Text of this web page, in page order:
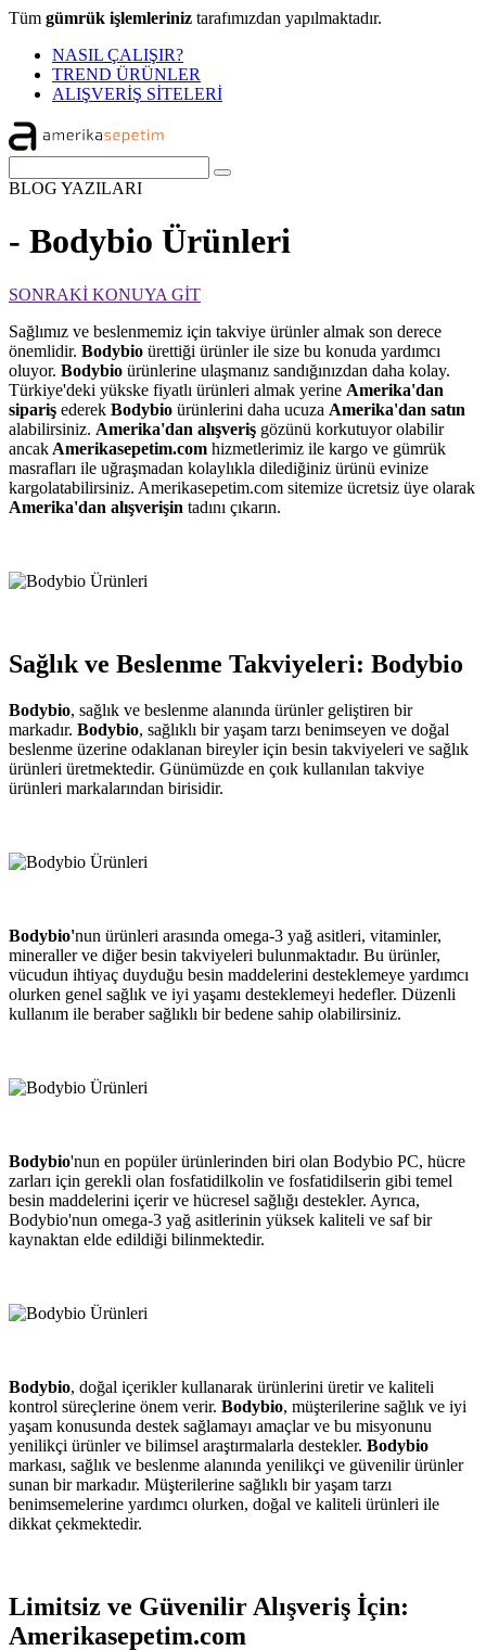
Tüm gümrük işlemleriniz tarafımızdan yapılmaktadır.
NASIL ÇALIŞIR?
TREND ÜRÜNLER
ALIŞVERİŞ SİTELERİ
BLOG YAZILARI
- Bodybio Ürünleri
SONRAKİ KONUYA GİT
Sağlımız ve beslenmemiz için takviye ürünler almak son derece
önemlidir. Bodybio ürettiği ürünler ile size bu konuda yardımcı
oluyor. Bodybio ürünlerine ulaşmanız sandığınızdan daha kolay.
Türkiye'deki yükske fiyatlı ürünleri almak yerine Amerika'dan
sipariş ederek Bodybio ürünlerini daha ucuza Amerika'dan satın
alabilirsiniz. Amerika'dan alışveriş gözünü korkutuyor olabilir
ancak Amerikasepetim.com hizmetlerimiz ile kargo ve gümrük
masrafları ile uğraşmadan kolaylıkla dilediğiniz ürünü evinize
kargolatabilirsiniz. Amerikasepetim.com sitemize ücretsiz üye olarak
Amerika'dan alışverişin tadını çıkarın.
Sağlık ve Beslenme Takviyeleri: Bodybio
Bodybio, sağlık ve beslenme alanında ürünler geliştiren bir
markadır. Bodybio, sağlıklı bir yaşam tarzı benimseyen ve doğal
beslenme üzerine odaklanan bireyler için besin takviyeleri ve sağlık
ürünleri üretmektedir. Günümüzde en çoık kullanılan takviye
ürünleri markalarından birisidir.
Bodybio'nun ürünleri arasında omega-3 yağ asitleri, vitaminler,
mineraller ve diğer besin takviyeleri bulunmaktadır. Bu ürünler,
vücudun ihtiyaç duyduğu besin maddelerini desteklemeye yardımcı
olurken genel sağlık ve iyi yaşamı desteklemeyi hedefler. Düzenli
kullanım ile beraber sağlıklı bir bedene sahip olabilirsiniz.
Bodybio'nun en popüler ürünlerinden biri olan Bodybio PC, hücre
zarları için gerekli olan fosfatidilkolin ve fosfatidilserin gibi temel
besin maddelerini içerir ve hücresel sağlığı destekler. Ayrıca,
Bodybio'nun omega-3 yağ asitlerinin yüksek kaliteli ve saf bir
kaynaktan elde edildiği bilinmektedir.
Bodybio, doğal içerikler kullanarak ürünlerini üretir ve kaliteli
kontrol süreçlerine önem verir. Bodybio, müşterilerine sağlık ve iyi
yaşam konusunda destek sağlamayı amaçlar ve bu misyonunu
yenilikçi ürünler ve bilimsel araştırmalarla destekler. Bodybio
markası, sağlık ve beslenme alanında yenilikçi ve güvenilir ürünler
sunan bir markadır. Müşterilerine sağlıklı bir yaşam tarzı
benimsemelerine yardımcı olurken, doğal ve kaliteli ürünleri ile
dikkat çekmektedir.
Limitsiz ve Güvenilir Alışveriş İçin:
Amerikasepetim.com